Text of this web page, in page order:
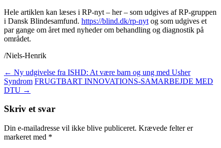
Hele artiklen kan læses i RP-nyt – her – som udgives af RP-gruppen
i Dansk Blindesamfund. https://blind.dk/rp-nyt og som udgives et
par gange om året med nyheder om behandling og diagnostik på
området.
/Niels-Henrik
Indlægsnavigation
← Ny udgivelse fra ISHD: At være barn og ung med Usher
Syndrom FRUGTBART INNOVATIONS-SAMARBEJDE MED
DTU →
Skriv et svar
Din e-mailadresse vil ikke blive publiceret. Krævede felter er
markeret med *